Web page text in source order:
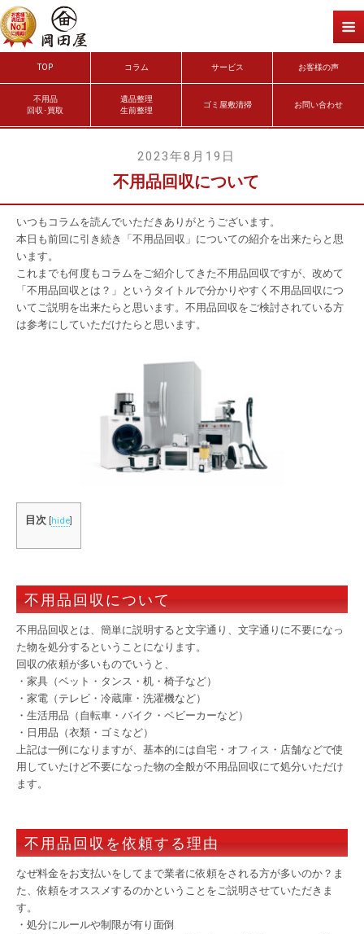
TOP コラム サービス お客様の声
不用品
回収･買取
遺品整理
生前整理
ゴミ屋敷清掃 お問い合わせ
2023年8月19日
不用品回収について
いつもコラムを読んでいただきありがとうございます。
本日も前回に引き続き「不用品回収」についての紹介を出来たらと思
います。
これまでも何度もコラムをご紹介してきた不用品回収ですが、改めて
「不用品回収とは？」というタイトルで分かりやすく不用品回収につ
いてご説明を出来たらと思います。不用品回収をご検討されている方
は参考にしていただけたらと思います。
目次 [hide]
不用品回収について
不用品回収とは、簡単に説明すると文字通り、文字通りに不要になっ
た物を処分するということになります。
回収の依頼が多いものでいうと、
・家具（ベット・タンス・机・椅子など）
・家電（テレビ・冷蔵庫・洗濯機など）
・生活用品（自転車・バイク・ベビーカーなど）
・日用品（衣類・ゴミなど）
上記は一例になりますが、基本的には自宅・オフィス・店舗などで使
用していたけど不要になった物の全般が不用品回収にて処分いただけ
ます。
不用品回収を依頼する理由
なぜ料金をお支払いをしてまで業者に依頼をされる方が多いのか？ま
た、依頼をオススメするのかということをご説明させていただきま
す。
・処分にルールや制限が有り面倒